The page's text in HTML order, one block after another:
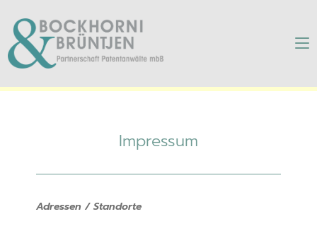
Impressum
Impressum
Adressen / Standorte